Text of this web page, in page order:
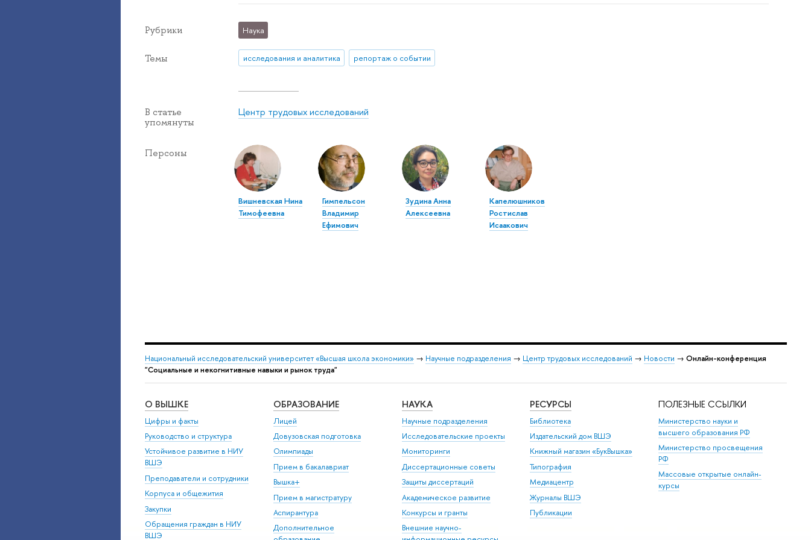
Рубрики Наука
Темы исследования и аналитика репортаж о событии
В статье
упомянуты
Центр трудовых исследований
Персоны
Вишневская Нина
Тимофеевна
Гимпельсон
Владимир
Ефимович
Зудина Анна
Алексеевна
Капелюшников
Ростислав
Исаакович
Национальный исследовательский университет «Высшая школа экономики» → Научные подразделения → Центр трудовых исследований → Новости → Онлайн-конференция
"Социальные и некогнитивные навыки и рынок труда"
О ВЫШКЕ
Цифры и факты
Руководство и структура
Устойчивое развитие в НИУ
ВШЭ
Преподаватели и сотрудники
Корпуса и общежития
Закупки
Обращения граждан в НИУ
ВШЭ
ОБРАЗОВАНИЕ
Лицей
Довузовская подготовка
Олимпиады
Прием в бакалавриат
Вышка+
Прием в магистратуру
Аспирантура
Дополнительное
НАУКА
Научные подразделения
Исследовательские проекты
Мониторинги
Диссертационные советы
Защиты диссертаций
Академическое развитие
Конкурсы и гранты
Внешние научно-
РЕСУРСЫ
Библиотека
Издательский дом ВШЭ
Книжный магазин «БукВышка»
Типография
Медиацентр
Журналы ВШЭ
Публикации
ПОЛЕЗНЫЕ ССЫЛКИ
Министерство науки и
высшего образования РФ
Министерство просвещения
РФ
Массовые открытые онлайн-
курсы